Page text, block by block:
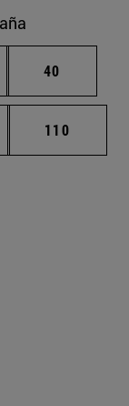
intermedias
Página
40
intermedias
Página
110